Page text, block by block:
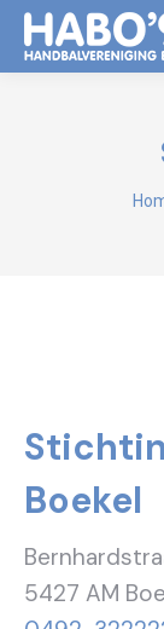
Je
Boekel
5427 AM